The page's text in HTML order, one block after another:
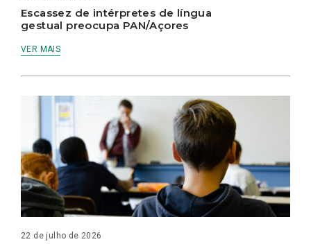
Escassez de intérpretes de língua
gestual preocupa PAN/Açores
VER MAIS
22 de julho de 2026